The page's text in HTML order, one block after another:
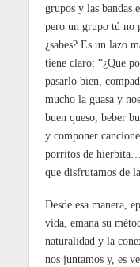
grupos y las bandas
pero un grupo tú no
¿sabes? Es un lazo
tiene claro: “¿Que
pasarlo bien,
mucho la guasa y
buen queso, beber
y componer
porritos de hierbita…
que disfrutamos de
Desde esa manera,
vida, emana su
naturalidad y la
nos juntamos y, es